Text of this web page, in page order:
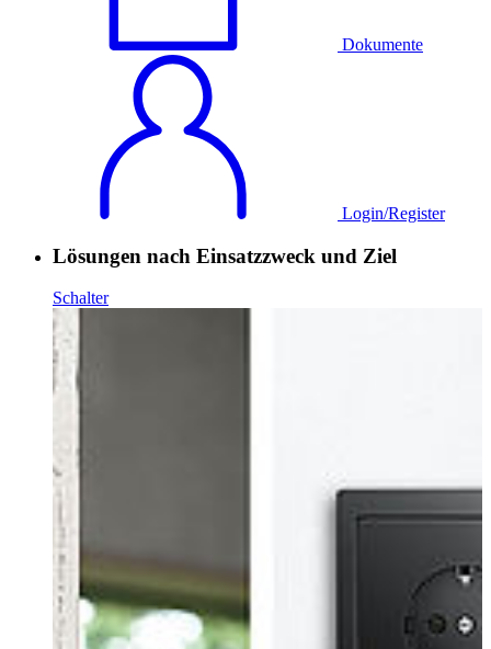
Dokumente
Login/Register
Lösungen nach Einsatzzweck und Ziel
Schalter